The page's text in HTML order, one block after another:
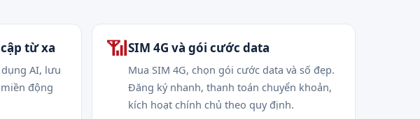
từ xa
AI, lưu
động
📶SIM 4G và gói cước data
Mua SIM 4G, chọn gói cước data và số đẹp.
Đăng ký nhanh, thanh toán chuyển khoản,
kích hoạt chính chủ theo quy định.